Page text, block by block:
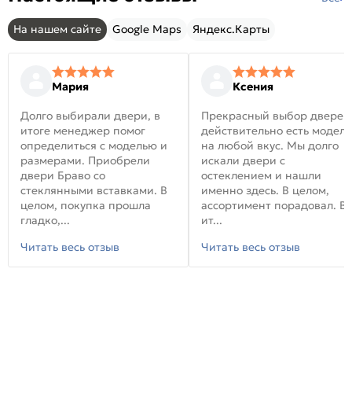
На нашем сайте Google Maps Яндекс.Карты
Мария
Долго выбирали двери, в
итоге менеджер помог
определиться с моделью и
размерами. Приобрели
двери Браво со
стеклянными вставками. В
целом, покупка прошла
гладко,...
Читать весь отзыв
Ксения
Прекрасный выбор
действительно есть модели
на любой вкус. Мы долго
искали двери с
остеклением и нашли
именно здесь. В целом,
ассортимент порадовал. В
ит...
Читать весь отзыв